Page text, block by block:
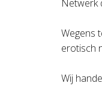
Netwerk
Wegens
erotisch
Wij